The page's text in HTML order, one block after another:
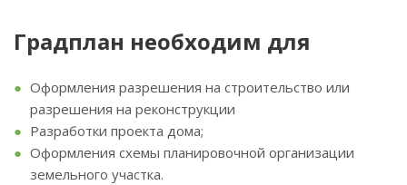
Градплан необходим для
Оформления разрешения на строительство или
разрешения на реконструкции
Разработки проекта дома;
Оформления схемы планировочной организации
земельного участка.